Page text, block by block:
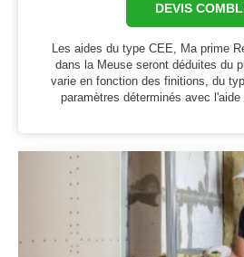
DEVIS
Les aides du type CEE, Ma prime
dans la Meuse seront déduites du
varie en fonction des finitions, du
paramètres déterminés avec